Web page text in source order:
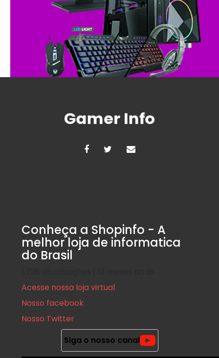
Conheça a Shopinfo - A
melhor loja de informatica
do Brasil
Acesse nossa loja virtual
Nosso facebook
Nosso Twitter
Siga o nosso canal